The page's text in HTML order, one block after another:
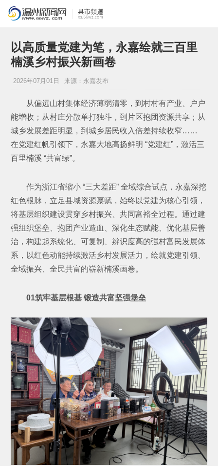
以高质量党建为笔，永嘉绘就三百里
楠溪乡村振兴新画卷
2026年07月01日 来源：永嘉发布
从偏远山村集体经济薄弱清零，到村村有产业、户户
能增收；从村庄分散单打独斗，到片区抱团资源共享；从
城乡发展差距明显，到城乡居民收入倍差持续收窄……
在党建红帆引领下，永嘉大地高扬鲜明 “党建红”，激活三
百里楠溪 “共富绿”。
作为浙江省缩小 “三大差距” 全域综合试点，永嘉深挖
红色根脉，立足县域资源禀赋，始终以党建为核心引领，
将基层组织建设贯穿乡村振兴、共同富裕全过程。通过建
强组织堡垒、抱团产业造血、深化生态赋能、优化基层善
治，构建起系统化、可复制、辨识度高的强村富民发展体
系，以红色动能持续激活乡村发展活力，绘就党建引领、
全域振兴、全民共富的崭新楠溪画卷。
01筑牢基层根基 锻造共富坚强堡垒